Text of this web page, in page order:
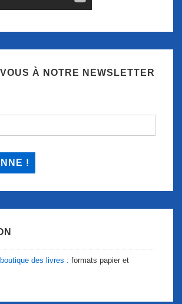
À NOTRE NEWSLETTER
des livres : formats papier et